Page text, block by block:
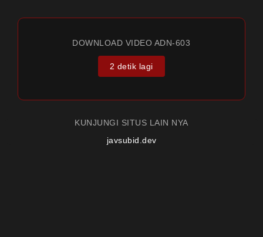
DOWNLOAD VIDEO ADN-603
2 detik lagi
KUNJUNGI SITUS LAIN NYA
javsubid.dev